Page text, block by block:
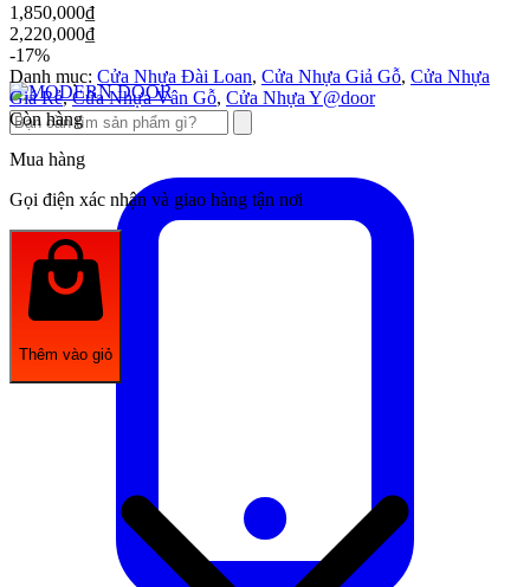
1,850,000₫
2,220,000₫
-17%
Danh mục: Cửa Nhựa Đài Loan, Cửa Nhựa Giả Gỗ, Cửa Nhựa
Giá Rẻ,Cửa Nhựa Vân Gỗ, Cửa Nhựa Y@door
Còn hàng
Mua hàng
Gọi điện xác nhận và giao hàng tận nơi
Thêm vào giỏ